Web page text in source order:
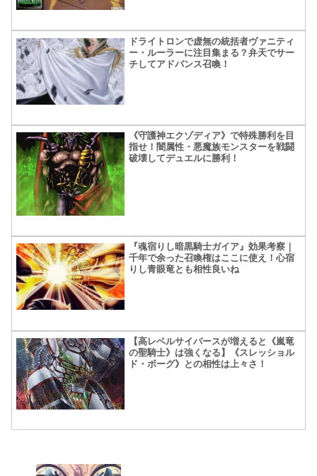
ドライトロンで虚無の統括者ヴァニティ
ー・ルーラーに注目集まる？弁天でサー
チしてアドバンス召喚！
《守護神エクゾディア》で特殊勝利を目
指せ！闇属性・悪魔族モンスターを戦闘
破壊してデュエルに勝利！
『魂宿りし暗黒騎士ガイア』効果考察｜
千年で余った召喚権はここに使え！心宿
りし青眼竜とも相性良いね
【高レベルサイバースが増えると《嵐竜
の聖騎士》は強くなる】《スレッショル
ド・ボーグ》との相性は上々さ！